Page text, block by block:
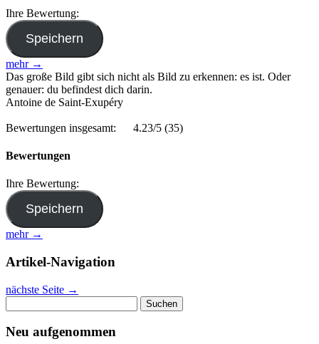
Ihre Bewertung:
mehr →
Das große Bild gibt sich nicht als Bild zu erkennen: es ist. Oder
genauer: du befindest dich darin.
Antoine de Saint-Exupéry
Bewertungen insgesamt: 4.23/5 (35)
Bewertungen
Ihre Bewertung:
mehr →
Artikel-Navigation
nächste Seite →
nach:
Neu aufgenommen